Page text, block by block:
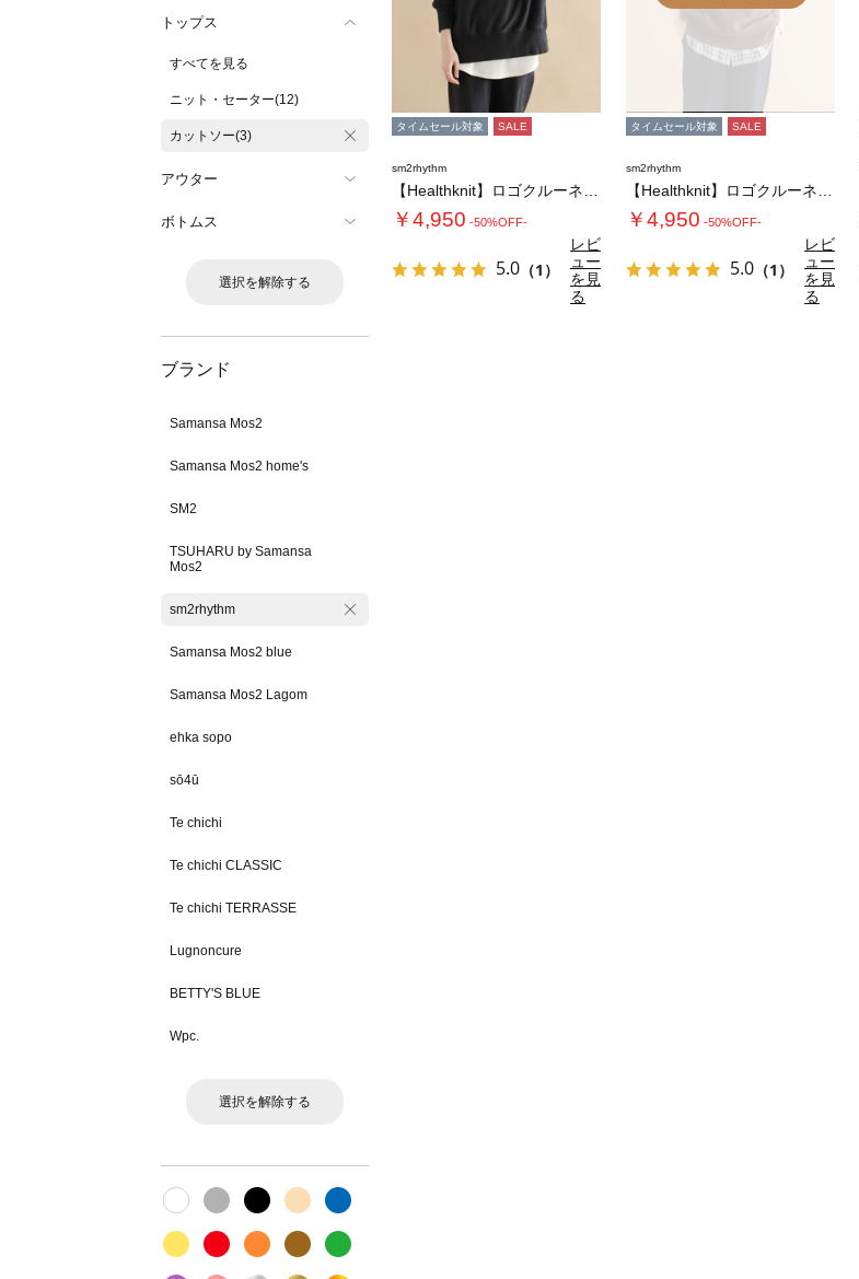
トップス
すべてを見る
ニット・セーター(12)
カットソー(3)
アウター
ボトムス
選択を解除する
ブランド
Samansa Mos2
Samansa Mos2 home's
SM2
TSUHARU by Samansa
Mos2
sm2rhythm
Samansa Mos2 blue
Samansa Mos2 Lagom
ehka sopo
sō4ū
Te chichi
Te chichi CLASSIC
Te chichi TERRASSE
Lugnoncure
BETTY'S BLUE
Wpc.
選択を解除する
タイムセール対象 SALE
sm2rhythm
￥4,950 -50%OFF-
5.0 （1）
レビ
ュー
を見
る
タイムセール対象 SALE
sm2rhythm
￥4,950 -50%OFF-
5.0 （1）
レビ
ュー
を見
る